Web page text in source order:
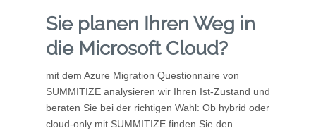
Sie planen Ihren Weg in
die Microsoft Cloud?
mit dem Azure Migration Questionnaire von
SUMMITIZE analysieren wir Ihren Ist-Zustand und
beraten Sie bei der richtigen Wahl: Ob hybrid oder
cloud-only mit SUMMITIZE finden Sie den